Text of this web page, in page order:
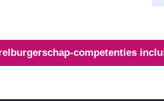
competenties